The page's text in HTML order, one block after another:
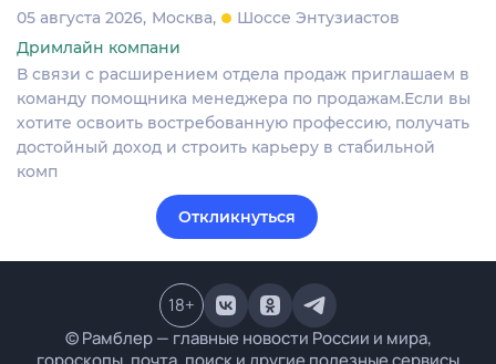
05 августа 2026 Москва
Шоссе Энтузиастов
Дримлайн компани
В связи с расширением отдела продаж приглашаем в
команду помощника менеджера по продажам.Если вы
хотите освоить востребованную профессию, получать
достойный доход и строить карьеру в стабильной
комп
Откликнуться
© Рамблер — главные новости России и мира,
18+